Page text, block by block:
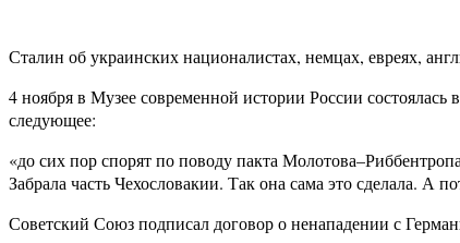
Сталин об украинских националистах, немцах, евреях,
4 ноября в Музее современной истории России
следующее:
«до сих пор спорят по поводу пакта
Забрала часть Чехословакии. Так она сама это сделала.
Советский Союз подписал договор о ненападении с